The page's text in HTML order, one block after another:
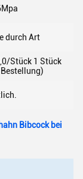
durch Art
Stück 1 Stück
Bibcock bei